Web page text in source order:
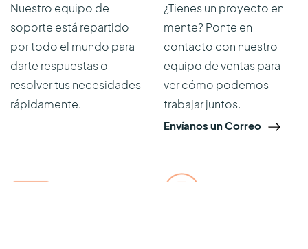
Nuestro equipo de
soporte está repartido
por todo el mundo para
darte respuestas o
resolver tus necesidades
rápidamente.
¿Tienes un proyecto en
mente? Ponte en
contacto con nuestro
equipo de ventas para
ver cómo podemos
trabajar juntos.
Envíanos un Correo